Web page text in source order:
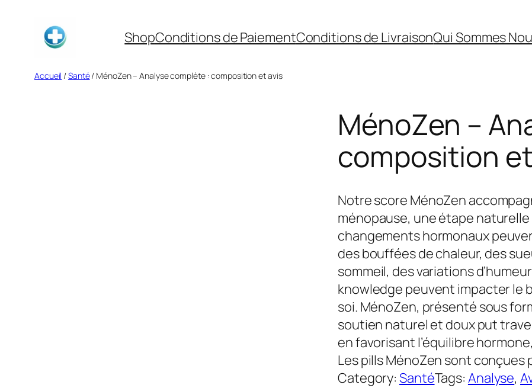
contenu
ShopConditions de PaiementConditions de LivraisonQui Sommes
Accueil /Santé/ MénoZen – Analyse complète : composition et avis
MénoZen –
composition
Notre score MénoZen
ménopause, une étape
changements hormonaux
des bouffées de chaleur, des
sommeil, des variations
knowledge peuvent impacter le
soi. MénoZen, présenté sous
soutien naturel et doux put
en favorisant l’équilibre
Les pills MénoZen sont conçues
Category:SantéTags: Analyse,